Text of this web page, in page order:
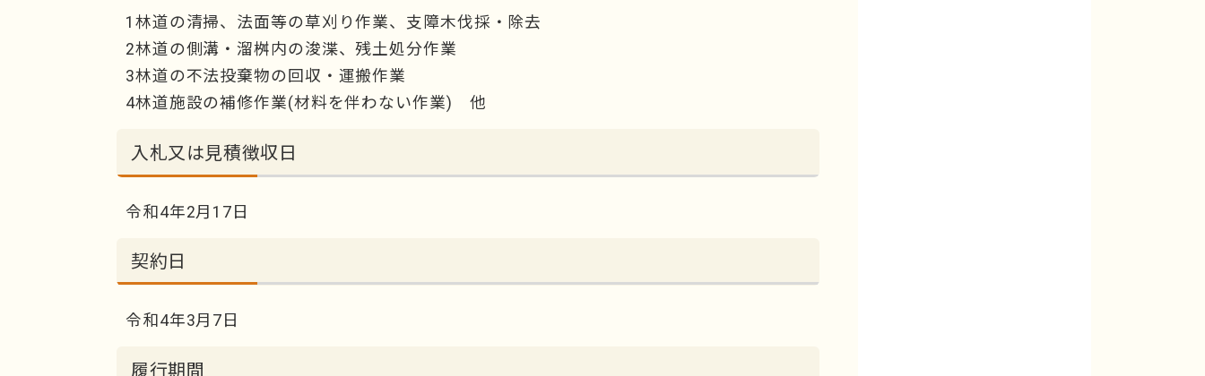
1林道の清掃、法面等の草刈り作業、支障木伐採・除去
2林道の側溝・溜桝内の浚渫、残土処分作業
3林道の不法投棄物の回収・運搬作業
4林道施設の補修作業(材料を伴わない作業) 他
入札又は見積徴収日
令和4年2月17日
契約日
令和4年3月7日
履行期間